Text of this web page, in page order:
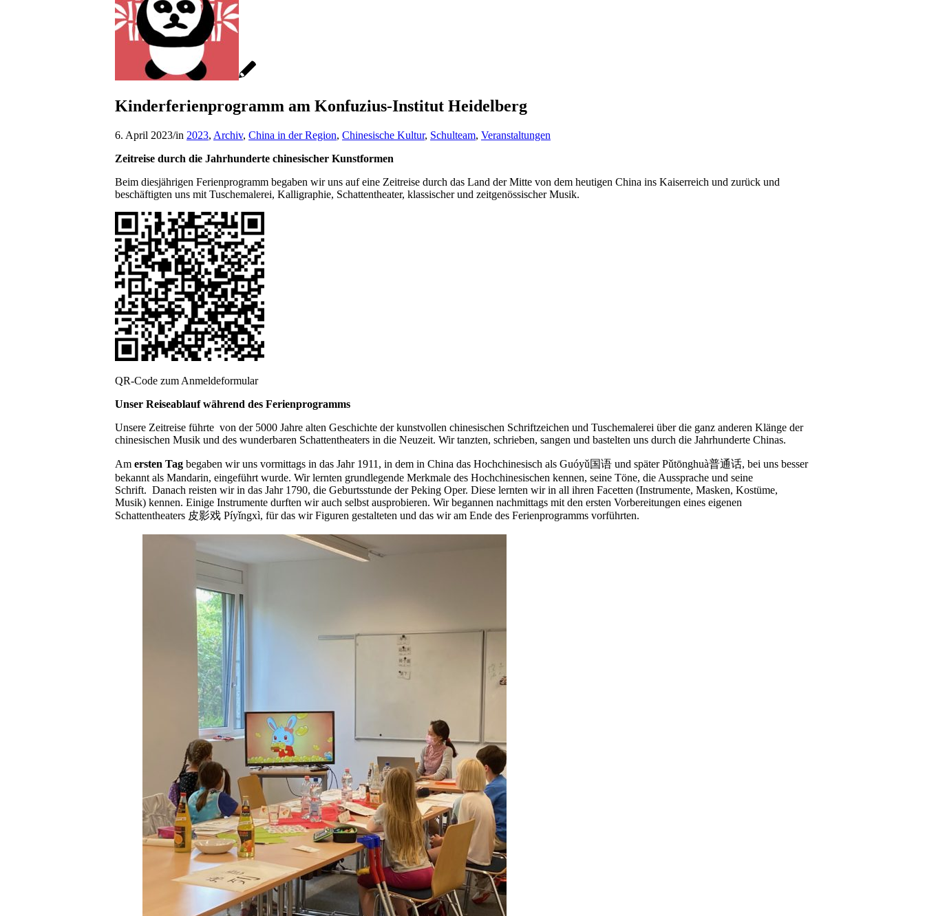
Kinderferienprogramm am Konfuzius-Institut Heidelberg
6. April 2023/in 2023, Archiv, China in der Region, Chinesische Kultur, Schulteam, Veranstaltungen
Zeitreise durch die Jahrhunderte chinesischer Kunstformen
Beim diesjährigen Ferienprogramm begaben wir uns auf eine Zeitreise durch das Land der Mitte von dem heutigen China ins Kaiserreich und zurück und
beschäftigten uns mit Tuschemalerei, Kalligraphie, Schattentheater, klassischer und zeitgenössischer Musik.
QR-Code zum Anmeldeformular
Unser Reiseablauf während des Ferienprogramms
Unsere Zeitreise führte von der 5000 Jahre alten Geschichte der kunstvollen chinesischen Schriftzeichen und Tuschemalerei über die ganz anderen Klänge der
chinesischen Musik und des wunderbaren Schattentheaters in die Neuzeit. Wir tanzten, schrieben, sangen und bastelten uns durch die Jahrhunderte Chinas.
Am ersten Tag begaben wir uns vormittags in das Jahr 1911, in dem in China das Hochchinesisch als Guóyǔ国语 und später Pǔtōnghuà普通话, bei uns besser
bekannt als Mandarin, eingeführt wurde. Wir lernten grundlegende Merkmale des Hochchinesischen kennen, seine Töne, die Aussprache und seine
Schrift. Danach reisten wir in das Jahr 1790, die Geburtsstunde der Peking Oper. Diese lernten wir in all ihren Facetten (Instrumente, Masken, Kostüme,
Musik) kennen. Einige Instrumente durften wir auch selbst ausprobieren. Wir begannen nachmittags mit den ersten Vorbereitungen eines eigenen
Schattentheaters 皮影戏 Píyǐngxì, für das wir Figuren gestalteten und das wir am Ende des Ferienprogramms vorführten.